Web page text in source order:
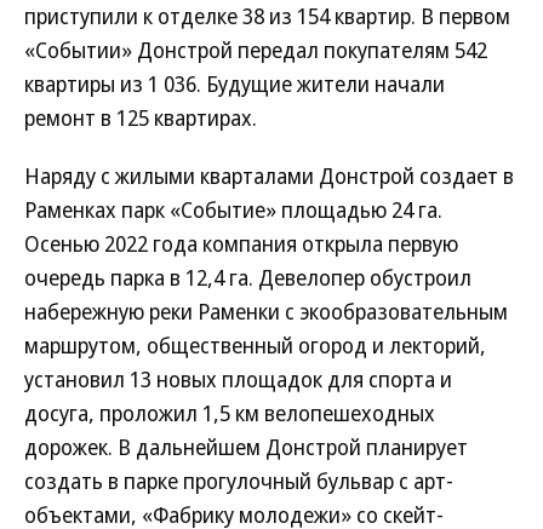
приступили к отделке 38 из 154 квартир. В первом
«Событии» Донстрой передал покупателям 542
квартиры из 1 036. Будущие жители начали
ремонт в 125 квартирах.
Наряду с жилыми кварталами Донстрой создает в
Раменках парк «Событие» площадью 24 га.
Осенью 2022 года компания открыла первую
очередь парка в 12,4 га. Девелопер обустроил
набережную реки Раменки с экообразовательным
маршрутом, общественный огород и лекторий,
установил 13 новых площадок для спорта и
досуга, проложил 1,5 км велопешеходных
дорожек. В дальнейшем Донстрой планирует
создать в парке прогулочный бульвар с арт-
объектами, «Фабрику молодежи» со скейт-